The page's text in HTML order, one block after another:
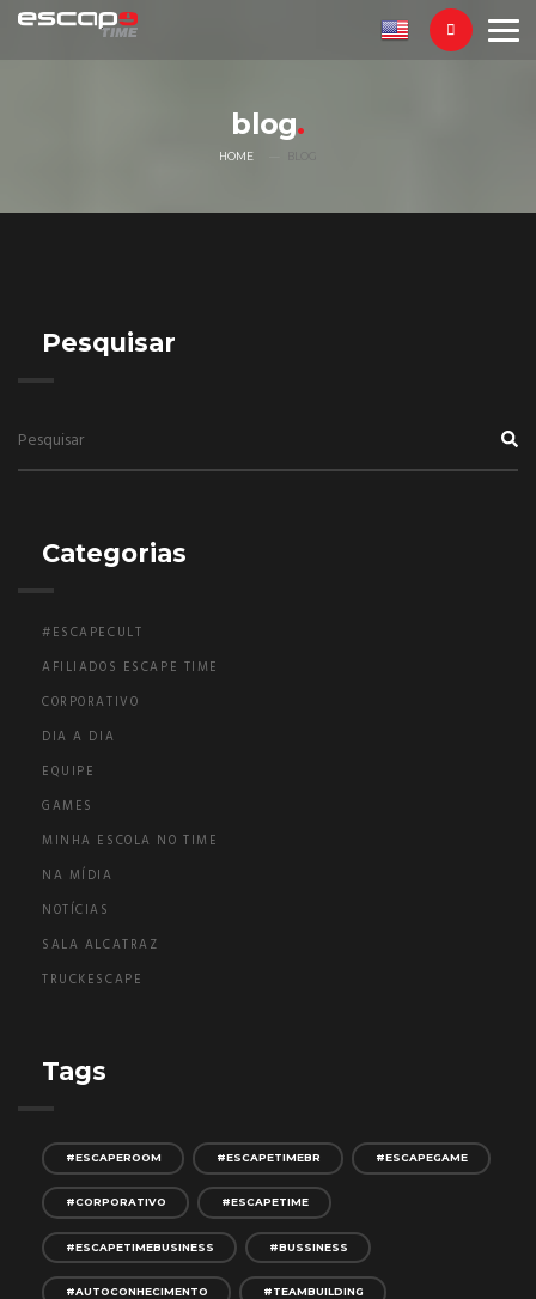
blog
HOME
Pesquisar
Categorias
#ESCAPECULT
AFILIADOS ESCAPE TIME
CORPORATIVO
DIA A DIA
EQUIPE
GAMES
MINHA ESCOLA NO TIME
NA MÍDIA
NOTÍCIAS
SALA ALCATRAZ
TRUCKESCAPE
Tags
#ESCAPEROOM #ESCAPETIMEBR #ESCAPEGAME
#CORPORATIVO #ESCAPETIME
#ESCAPETIMEBUSINESS #BUSSINESS
#AUTOCONHECIMENTO #TEAMBUILDING